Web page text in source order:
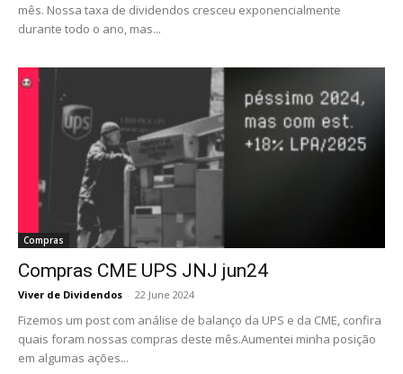
mês. Nossa taxa de dividendos cresceu exponencialmente
durante todo o ano, mas...
Compras
Compras CME UPS JNJ jun24
Viver de Dividendos - 22 June 2024
Fizemos um post com análise de balanço da UPS e da CME, confira
quais foram nossas compras deste mês.Aumentei minha posição
em algumas ações...